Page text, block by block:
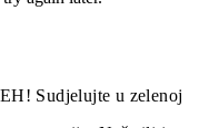
Sudjelujte u zelenoj